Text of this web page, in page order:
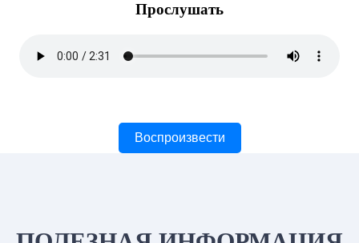
Прослушать
Воспроизвести